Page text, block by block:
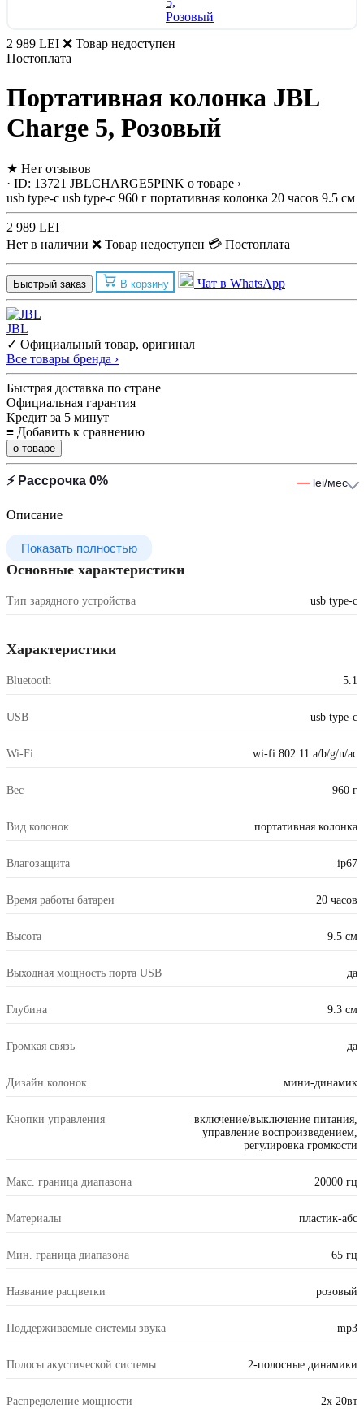
2 989 LEI ❌ Товар недоступен
Постоплата
Портативная колонка JBL
Charge 5, Розовый
★ Нет отзывов
· ID: 13721 JBLCHARGE5PINK о товаре ›
usb type-c usb type-c 960 г портативная колонка 20 часов 9.5 см
2 989 LEI
Нет в наличии ❌ Товар недоступен 💳 Постоплата
Быстрый заказ В корзину Чат в WhatsApp
JBL
✓ Официальный товар, оригинал
Все товары бренда ›
Быстрая доставка по стране
Официальная гарантия
Кредит за 5 минут
≡ Добавить к сравнению
о товаре
⚡ Рассрочка 0% — lei/мес
Описание
Показать полностью
Основные характеристики
Тип зарядного устройства usb type-c
Характеристики
Bluetooth 5.1
USB usb type-c
Wi-Fi wi-fi 802.11 a/b/g/n/ac
Вес 960 г
Вид колонок портативная колонка
Влагозащита ip67
Время работы батареи 20 часов
Высота 9.5 см
Выходная мощность порта USB да
Глубина 9.3 см
Громкая связь да
Дизайн колонок мини-динамик
Кнопки управления
включение/выключение питания,
управление воспроизведением,
регулировка громкости
Макс. граница диапазона 20000 гц
Материалы пластик-абс
Мин. граница диапазона 65 гц
Название расцветки розовый
Поддерживаемые системы звука mp3
Полосы акустической системы 2-полосные динамики
Распределение мощности 2x 20вт